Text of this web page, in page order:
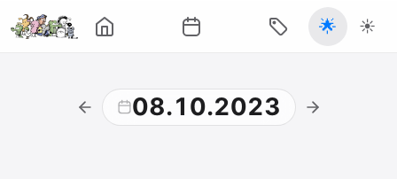
🌟 ☀️
08.10.2023